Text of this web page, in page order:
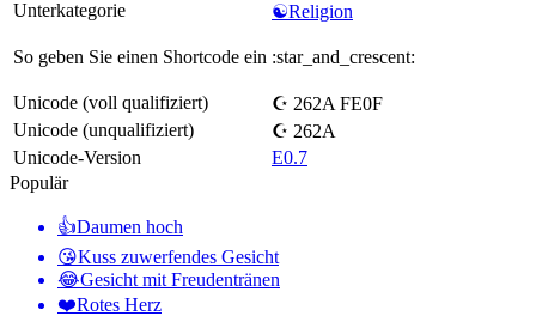
Unterkategorie
☯️Religion
So geben Sie einen Shortcode ein :star_and_crescent:
Unicode (voll qualifiziert)
☪️ 262A FE0F
Unicode (unqualifiziert)
☪ 262A
Unicode-Version
E0.7
Populär
👍Daumen hoch
😘Kuss zuwerfendes Gesicht
😂Gesicht mit Freudentränen
❤️Rotes Herz